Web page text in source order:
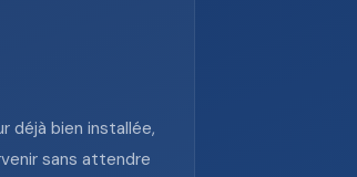
déjà bien installée,
sans attendre